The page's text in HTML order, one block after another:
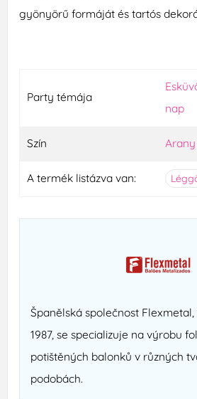
gyönyörű formáját és tartós
Party témája
nap
Szín Arany
A termék listázva van:
Španělská společnost
1987, se specializuje na výrobu
potištěných balonků v různých
podobách.